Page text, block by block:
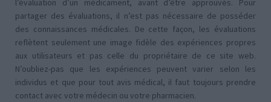
l’évaluation d’un médicament, avant d’être approuvés. Pour
partager des évaluations, il n’est pas nécessaire de posséder
des connaissances médicales. De cette façon, les évaluations
reflètent seulement une image fidèle des expériences propres
aux utilisateurs et pas celle du propriétaire de ce site web.
N’oubliez-pas que les expériences peuvent varier selon les
individus et que pour tout avis médical, il faut toujours prendre
contact avec votre médecin ou votre pharmacien.